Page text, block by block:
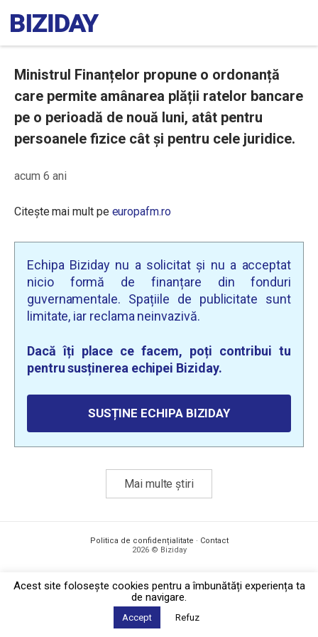
Ministrul Finanțelor propune o ordonanță
care permite amânarea plății ratelor bancare
pe o perioadă de nouă luni, atât pentru
persoanele fizice cât și pentru cele juridice.
acum 6 ani
Citește mai mult pe europafm.ro
Echipa Biziday nu a solicitat și nu a acceptat
nicio formă de finanțare din fonduri
guvernamentale. Spațiile de publicitate sunt
limitate, iar reclama neinvazivă.
Dacă îți place ce facem, poți contribui tu
pentru susținerea echipei Biziday.
SUSȚINE ECHIPA BIZIDAY
Mai multe știri
Politica de confidențialitate · Contact
2026 © Biziday
Acest site foloseşte cookies pentru a îmbunătăți experiența ta
de navigare.
Accept Refuz